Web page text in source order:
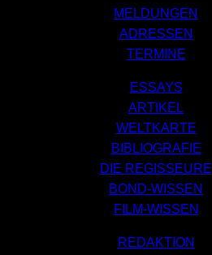
MELDUNGEN
ADRESSEN
TERMINE
ESSAYS
ARTIKEL
WELTKARTE
BIBLIOGRAFIE
DIE REGISSEURE
BOND-WISSEN
FILM-WISSEN
REDAKTION